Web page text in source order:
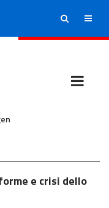
ricerca menu
e crisi dello